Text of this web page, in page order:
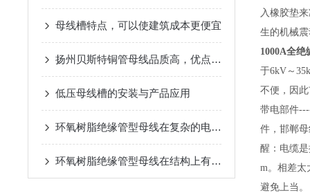
母线槽特点，可以使建筑成本更便宜
扬州贝斯特铜管​母线品质高，优点多！
低压母线槽的安装与产品应用
环氧树脂绝缘管型母线在复杂的电网环境中优势突出
环氧树脂绝缘管型母线在结构上有以下特别之处
入橡胶垫
生的机械
1000A全
于6kV～
不便，因
带电部件
件，邯郸
醒：电缆
m。相差太
避免上当。